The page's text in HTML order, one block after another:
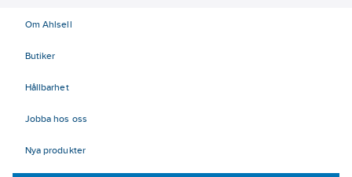
Om Ahlsell
Butiker
Hållbarhet
Jobba hos oss
Nya produkter